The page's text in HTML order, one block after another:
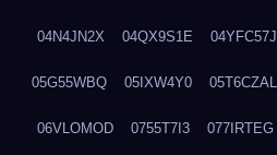
04N4JN2X 04QX9S1E 04YFC57J
05G55WBQ 05IXW4Y0 05T6CZAL
06VLOMOD 0755T7I3 077IRTEG